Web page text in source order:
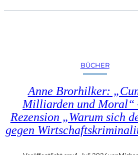
BÜCHER
Anne Brorhilker:
Milliarden und Moral“
Rezension „Warum sich
gegen